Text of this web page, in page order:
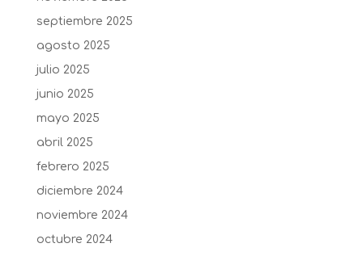
septiembre 2025
agosto 2025
julio 2025
junio 2025
mayo 2025
abril 2025
febrero 2025
diciembre 2024
noviembre 2024
octubre 2024